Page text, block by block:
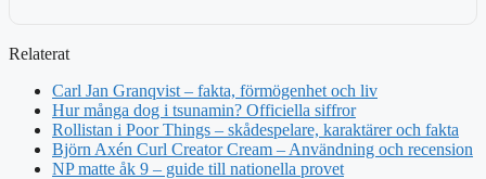
Relaterat
Carl Jan Granqvist – fakta, förmögenhet och liv
Hur många dog i tsunamin? Officiella siffror
Rollistan i Poor Things – skådespelare, karaktärer och fakta
Björn Axén Curl Creator Cream – Användning och recension
NP matte åk 9 – guide till nationella provet